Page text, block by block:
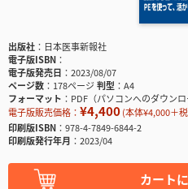
出版社
日本医事新報社
電子版ISBN
電子版発売日
2023/08/07
ページ数
178ページ判型
A4
フォーマット
PDF（パソコンへのダウンロ
電子版販売価格： ¥4,400(本体¥4,000＋
印刷版ISBN
978-4-7849-6844-2
印刷版発行年月
2023/04
カート